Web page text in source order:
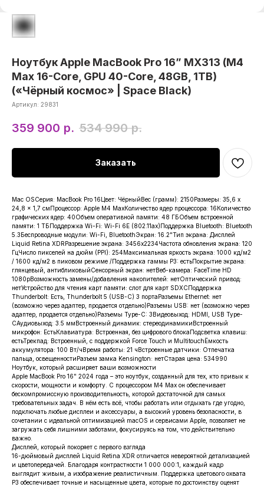
Ноутбук Apple MacBook Pro 16” MX313 (M4
Max 16-Core, GPU 40-Core, 48GB, 1TB)
(«Чёрный космос» | Space Black)
Артикул: 29831
359 900 р. 534 990 р.
Заказать
Mac OSСерия: MacBook Pro 16Цвет: ЧёрныйВес (грамм): 2150Размеры: 35,6 x
24,8 x 1,7 смПроцессор: Apple M4 MaxКоличество ядер процессора: 16Количество
графических ядер: 40Объем оперативной памяти: 48 ГБОбъем встроенной
памяти: 1 ТБПоддержка Wi-Fi: Wi-Fi 6E (802.11ax)Поддержка Bluetooth: Bluetooth
5.3Беспроводные модули: Wi-Fi, BluetoothЭкран: 16.2"Тип экрана: Дисплей
Liquid Retina XDRРазрешение экрана: 3456x2234Частота обновления экрана: 120
ГцЧисло пикселей на дюйм (PPI): 254Максимальная яркость экрана: 1000 кд/м2
/ 1600 кд/м2 в пиковом режиме /Поддержка гаммы P3: естьПокрытие экрана:
глянцевый, антибликовыйСенсорный экран: нетВеб-камера: FaceTime HD
1080pВозможность замены/добавления накопителей: нетОптический привод:
нетУстройство для чтения карт памяти: слот для карт SDXCПоддержка
Thunderbolt: Есть, Thunderbolt 5 (USB-C) 3 портаРазъемы Ethernet: нет
(возможно через адаптер, продается отдельно)Разъемы USB: нет (возможно через
адаптер, продается отдельно)Разъемы Type-C: 3Видеовыход: HDMI, USB Type-
CАудиовыход: 3.5 ммВстроенный динамик: стереодинамикиВстроенный
микрофон: ЕстьКлавиатура: Встроенная, без цифрового блокаПодсветка клавиш:
естьТрекпад: Встроенный, с поддержкой Force Touch и MultitouchЁмкость
аккумулятора: 100 Вт/чВремя работы: 21 чВстроенные датчики: Отпечатка
пальца, освещенностиРазъем замка Kensington: нетСтарая цена: 534990
Ноутбук, который расширяет ваши возможности
Apple MacBook Pro 16" 2024 года – это ноутбук, созданный для тех, кто привык к
скорости, мощности и комфорту. С процессором M4 Max он обеспечивает
бескомпромиссную производительность, которой достаточной для самых
требовательных задач. В нём есть всё, чтобы работать или отдыхать где угодно,
подключать любые дисплеи и аксессуары, а высокий уровень безопасности, в
сочетании с идеальной оптимизацией macOS и сервисами Apple, позволяет не
загружать себя лишними заботами, фокусируясь на том, что действительно
важно.
Дисплей, который покоряет с первого взгляда
16-дюймовый дисплей Liquid Retina XDR отличается невероятной детализацией
и цветопередачей. Благодаря контрастности 1 000 000:1, каждый кадр
выглядит живым, а изображение реалистичным. Поддержка цветового охвата
P3 обеспечивает точные и насыщенные цвета, которые по достоинству оценят